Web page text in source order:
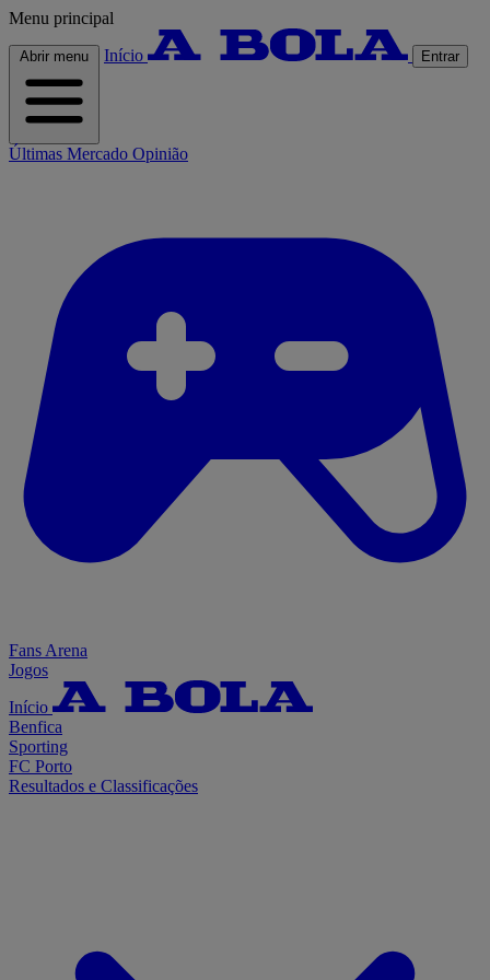
Menu principal
Abrir menu Início Entrar
Últimas Mercado Opinião
Fans Arena
Jogos
Início
Benfica
Sporting
FC Porto
Resultados e Classificações